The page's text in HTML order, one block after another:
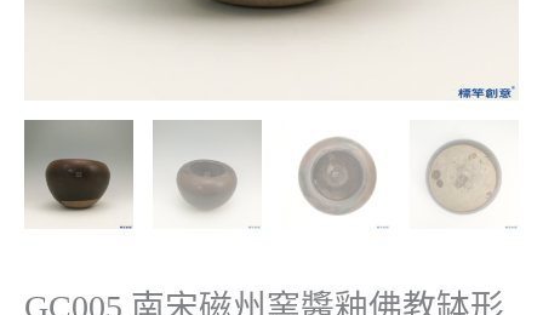
GC005 南宋磁州窯醬釉佛教缽形